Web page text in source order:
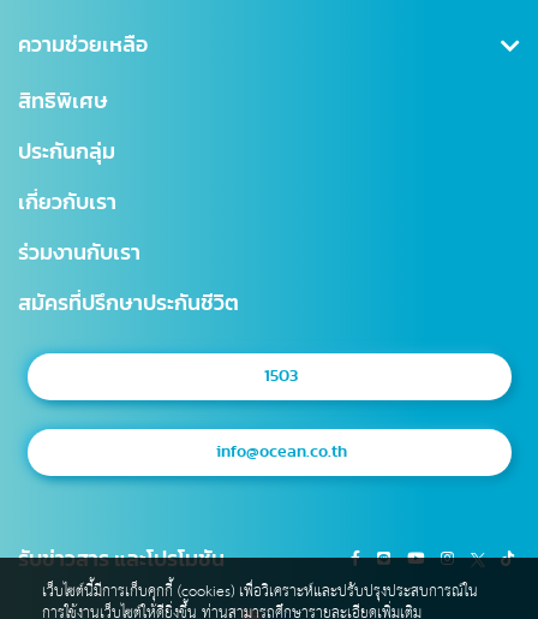
คุ้มครองอุบัติเหตุ
ประกันชีวิตควบการลงทุน
การเรียกร้องค่าสินไหม
การเปลี่ยนแปลงกรมธรรม์
บริการอื่นๆ
มาตรฐานการให้บริการธุรกิจประกันชีวิต (SLA)
ข่าวสาร CSR
ความช่วยเหลือ
สำนักงานใหญ่
สาขาไทยสมุทร
แผนผังเว็บไซต์
สิทธิพิเศษ
ประกันกลุ่ม
เกี่ยวกับเรา
ร่วมงานกับเรา
สมัครที่ปรึกษาประกันชีวิต
1503
info@ocean.co.th
รับข่าวสาร และโปรโมชัน
เว็บไซต์นี้มีการเก็บคุกกี้ (cookies) เพื่อวิเคราะห์และปรับปรุงประสบการณ์ใน